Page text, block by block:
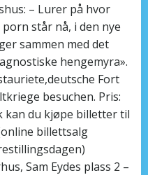
– Lurer på hvor
står nå, i den nye
sammen med det
hengemyra».
Fort
besuchen. Pris:
kan du kjøpe billetter til
billettsalg
Sam Eydes plass 2 –